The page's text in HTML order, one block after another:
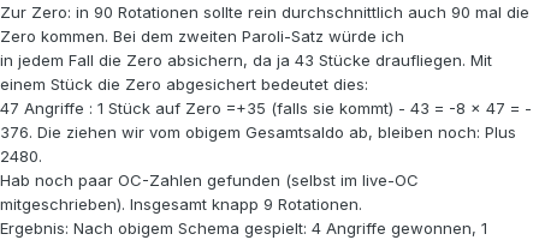
Zur Zero: in 90 Rotationen sollte rein durchschnittlich auch 90 mal die
Zero kommen. Bei dem zweiten Paroli-Satz würde ich
in jedem Fall die Zero absichern, da ja 43 Stücke draufliegen. Mit
einem Stück die Zero abgesichert bedeutet dies:
47 Angriffe : 1 Stück auf Zero =+35 (falls sie kommt) - 43 = -8 x 47 = -
376. Die ziehen wir vom obigem Gesamtsaldo ab, bleiben noch: Plus
2480.
Hab noch paar OC-Zahlen gefunden (selbst im live-OC
mitgeschrieben). Insgesamt knapp 9 Rotationen.
Ergebnis: Nach obigem Schema gespielt: 4 Angriffe gewonnen, 1